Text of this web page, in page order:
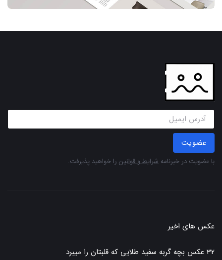
عضویت
با عضویت در خبرنامه شرایط و قوانین را خواهید پذیرفت.
عکس های اخیر
32 عکس بچه گربه سفید طلایی که قلبتان را میبرد